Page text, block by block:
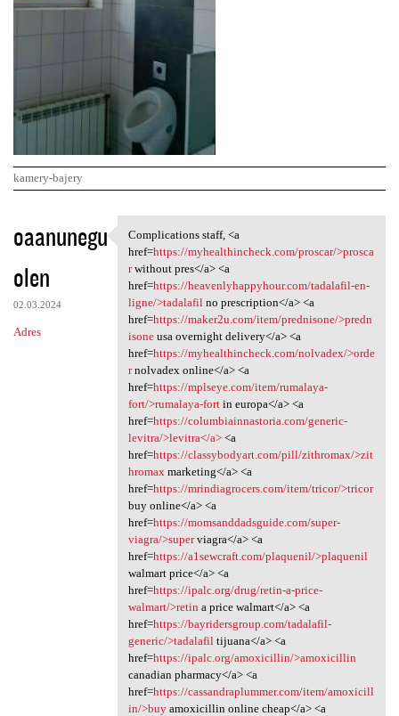
kamery-bajery
K
o
m
e
n
oaanunegu
olen
02.03.2024
Adres
Complications staff, <a href
Complications staff, <a
href=https://myhealthincheck.com/proscar/>prosca
rwithout pres</a> <a
href=https://heavenlyhappyhour.com/tadalafil-en-
ligne/>tadalafil no prescription</a> <a
href=https://maker2u.com/item/prednisone/>predn
isoneusa overnight delivery</a> <a
href=https://myhealthincheck.com/nolvadex/>orde
rnolvadex online</a> <a
href=https://mplseye.com/item/rumalaya-
fort/>rumalaya-fortin europa</a> <a
href=https://columbiainnastoria.com/generic-
levitra/>levitra</a><a
href=https://classybodyart.com/pill/zithromax/>zit
hromax marketing</a> <a
href=https://mrindiagrocers.com/item/tricor/>tricor
buy online</a> <a
href=https://momsanddadsguide.com/super-
viagra/>superviagra</a> <a
href=https://a1sewcraft.com/plaquenil/>plaquenil
walmart price</a> <a
href=https://ipalc.org/drug/retin-a-price-
walmart/>retin a price walmart</a> <a
href=https://bayridersgroup.com/tadalafil-
generic/>tadalafil tijuana</a> <a
href=https://ipalc.org/amoxicillin/>amoxicillin
canadian pharmacy</a> <a
href=https://cassandraplummer.com/item/amoxicill
in/>buyamoxicillin online cheap</a> <a